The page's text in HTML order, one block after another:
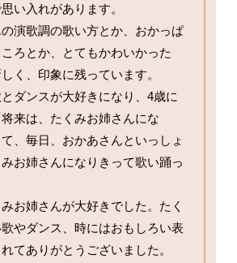
い入れがあります。
演歌調の歌い方とか、おかっぱ
ろとか、とてもかわいかった
く、印象に残っています。
ダンスが大好きになり、4歳に
来は、たくみお姉さんにな
、毎日、おかあさんといっしょ
お姉さんになりきって歌い踊っ
お姉さんが大好きでした。たく
やダンス、時にはおもしろい表
てありがとうございました。